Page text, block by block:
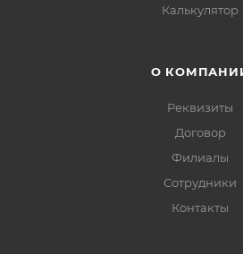
Калькулятор
О
Реквизиты
Договор
Филиалы
Сотрудники
Контакты